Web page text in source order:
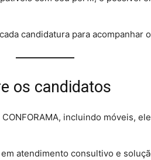
candidatura para acompanhar
os candidatos
incluindo móveis,
atendimento consultivo e